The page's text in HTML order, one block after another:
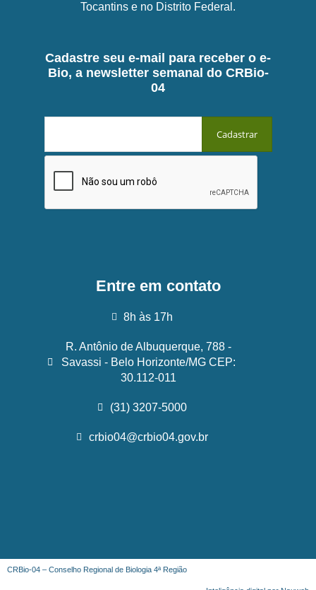
Tocantins e no Distrito Federal.
Cadastre seu e-mail para receber o e-
Bio, a newsletter semanal do CRBio-
04
Entre em contato
8h às 17h
R. Antônio de Albuquerque, 788 -
Savassi - Belo Horizonte/MG CEP:
30.112-011
(31) 3207-5000
crbio04@crbio04.gov.br
CRBio-04 – Conselho Regional de Biologia 4ª Região